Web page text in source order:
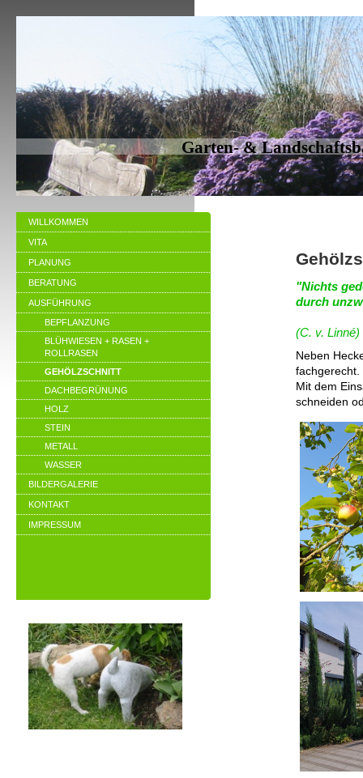
Garten- &
"Nichts
durch
(C. v. Linné)
Neben
fachgerecht.
Mit dem
schneiden
WILLKOMMEN
VITA
PLANUNG
BERATUNG
AUSFÜHRUNG
BEPFLANZUNG
BLÜHWIESEN + RASEN +
ROLLRASEN
GEHÖLZSCHNITT
DACHBEGRÜNUNG
HOLZ
STEIN
METALL
WASSER
BILDERGALERIE
KONTAKT
IMPRESSUM